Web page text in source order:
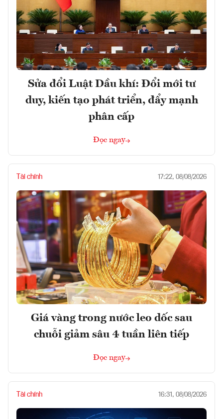
Sửa đổi Luật Dầu khí: Đổi mới tư
duy, kiến tạo phát triển, đẩy mạnh
phân cấp
Đọc ngay
Tài chính 17:22, 08/08/2026
Giá vàng trong nước leo dốc sau
chuỗi giảm sâu 4 tuần liên tiếp
Đọc ngay
Tài chính 16:31, 08/08/2026